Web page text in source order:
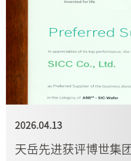
2026.04.13
天岳先进获评博世集